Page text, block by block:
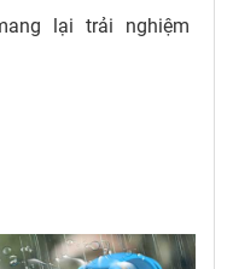
lại trải nghiệm